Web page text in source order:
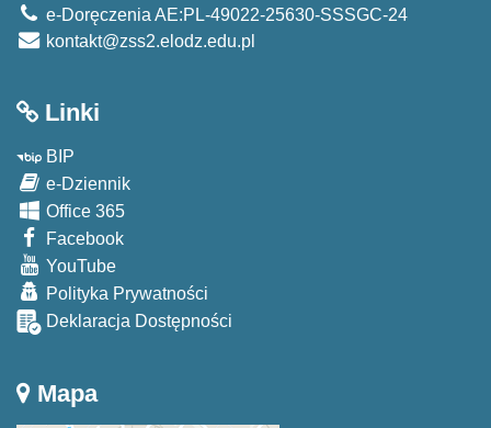
e-Doręczenia AE:PL-49022-25630-SSSGC-24
kontakt@zss2.elodz.edu.pl
Linki
BIP
e-Dziennik
Office 365
Facebook
YouTube
Polityka Prywatności
Deklaracja Dostępności
Mapa